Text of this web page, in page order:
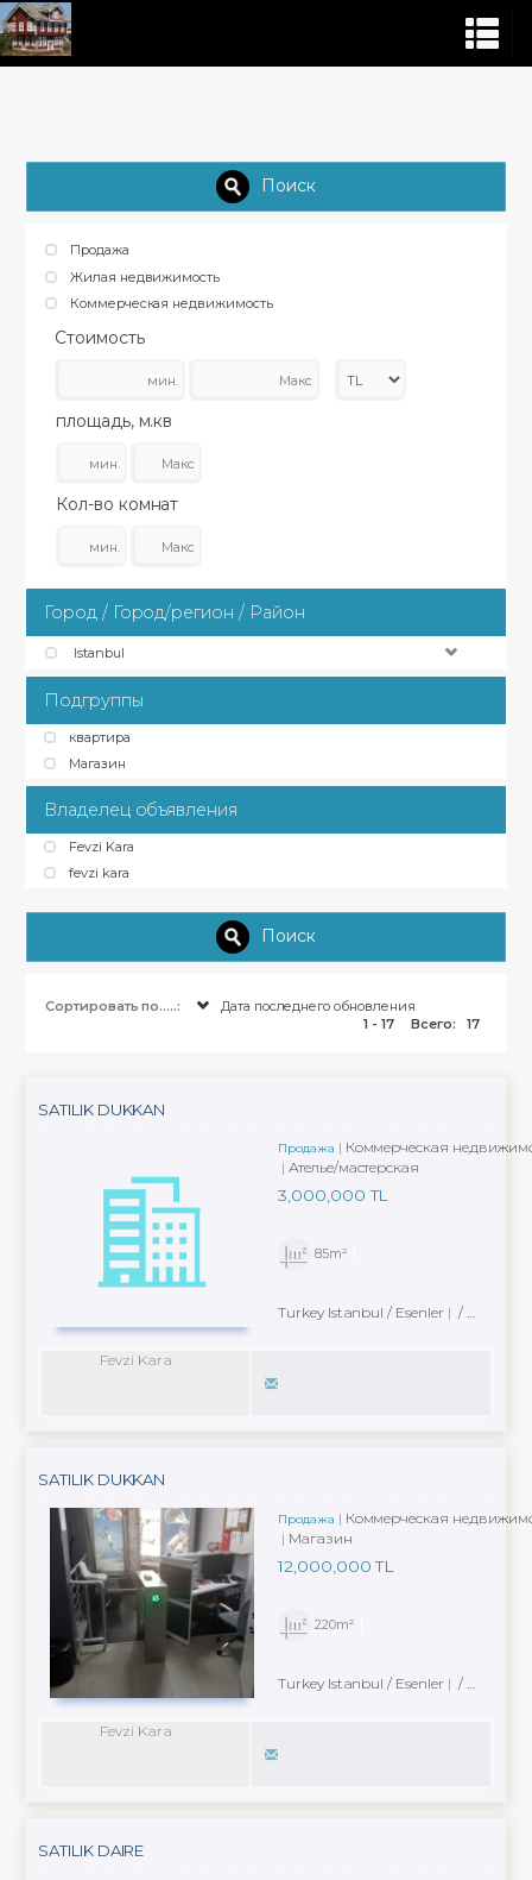
Поиск
Продажа
Жилая недвижимость
Коммерческая недвижимость
Стоимость
площадь, м.кв
Кол-во комнат
Город / Город/регион / Район
Istanbul
Подгруппы
квартира
Магазин
Владелец объявления
Fevzi Kara
fevzi kara
Поиск
Сортировать по.....:
Дата последнего обновления
1 - 17
Всего: 17
SATILIK DUKKAN
Продажа
Коммерческая
Ателье/мастерская
3,000,000 TL
85m²
Turkey Istanbul / Esenler / Fevzi Çakmak Mah.
Fevzi Kara
SATILIK DUKKAN
Продажа
Коммерческая
Магазин
12,000,000 TL
220m²
Turkey Istanbul / Esenler / Fevzi Çakmak Mah.
Fevzi Kara
SATILIK DAIRE